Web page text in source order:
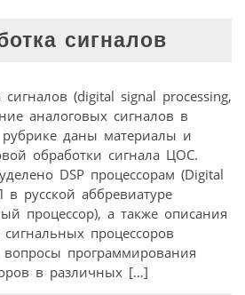
сигналов
(digital signal processing,
аналоговых сигналов в
даны материалы и
обработки сигнала ЦОС.
DSP процессорам (Digital
русской аббревиатуре
процессор), а также описания
процессоров
программирования
в различных […]